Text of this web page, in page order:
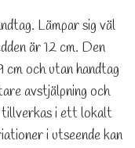
Lämpar sig väl
är 12 cm. Den
cm och utan handtag
avstjälpning och
tillverkas i ett lokalt
i utseende kan